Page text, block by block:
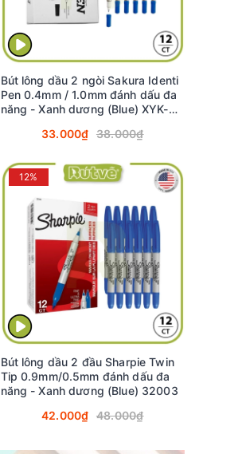
Bút lông dầu 2 ngòi Sakura Identi
Pen 0.4mm / 1.0mm đánh dấu đa
năng - Xanh dương (Blue) XYK-
33.000₫ 38.000₫
12%
Bút lông dầu 2 đầu Sharpie Twin
Tip 0.9mm/0.5mm đánh dấu đa
năng - Xanh dương (Blue) 32003
42.000₫ 48.000₫